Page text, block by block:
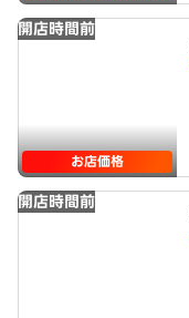
開店時間前
お店価格
開店時間前